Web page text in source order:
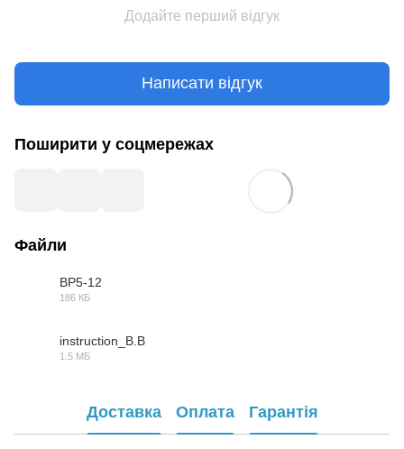
Додайте перший відгук
Написати відгук
Поширити у соцмережах
Файли
BP5-12
186 КБ
instruction_B.B
1.5 МБ
Доставка Оплата Гарантія